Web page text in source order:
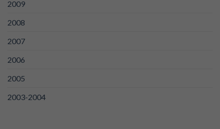
2009
2008
2007
2006
2005
2003-2004